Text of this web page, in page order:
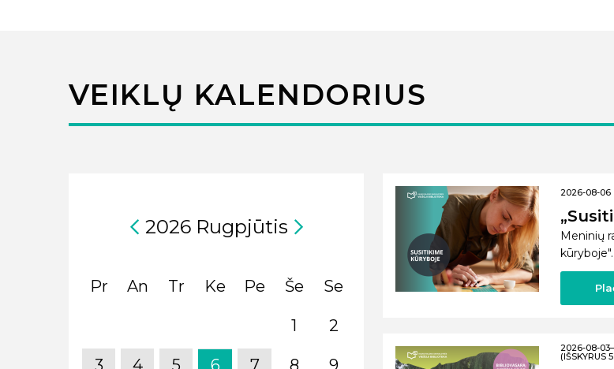
VEIKLŲ KALENDORIUS
2026 Rugpjūtis
Pr An Tr Ke Pe Še Se
1 2
3 4 5 6 7 8 9
2026-08-06
Meninių
kūryboje".
2026-08-
(IŠSKYRUS